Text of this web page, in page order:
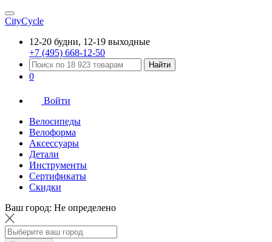
CityCycle
12-20 будни, 12-19 выходные
+7 (495) 668-12-50
Найти
0
Войти
Велосипеды
Велоформа
Аксессуары
Детали
Инструменты
Сертификаты
Скидки
Ваш город: Не определено